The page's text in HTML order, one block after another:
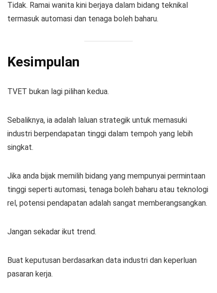
Tidak. Ramai wanita kini berjaya dalam bidang teknikal
termasuk automasi dan tenaga boleh baharu.
Kesimpulan
TVET bukan lagi pilihan kedua.
Sebaliknya, ia adalah laluan strategik untuk memasuki
industri berpendapatan tinggi dalam tempoh yang lebih
singkat.
Jika anda bijak memilih bidang yang mempunyai permintaan
tinggi seperti automasi, tenaga boleh baharu atau teknologi
rel, potensi pendapatan adalah sangat memberangsangkan.
Jangan sekadar ikut trend.
Buat keputusan berdasarkan data industri dan keperluan
pasaran kerja.